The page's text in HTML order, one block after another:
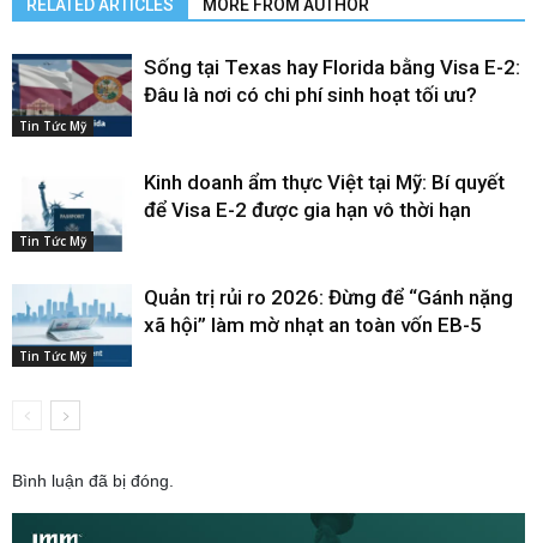
RELATED ARTICLES MORE FROM AUTHOR
Tin Tức Mỹ
Sống tại Texas hay Florida bằng Visa E-2:
Đâu là nơi có chi phí sinh hoạt tối ưu?
Tin Tức Mỹ
Kinh doanh ẩm thực Việt tại Mỹ: Bí quyết
để Visa E-2 được gia hạn vô thời hạn
Tin Tức Mỹ
Quản trị rủi ro 2026: Đừng để “Gánh nặng
xã hội” làm mờ nhạt an toàn vốn EB-5
Bình luận đã bị đóng.